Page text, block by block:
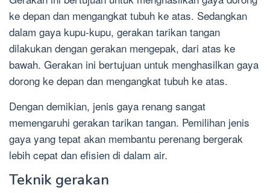
ke depan dan mengangkat tubuh ke atas. Sedangkan
dalam gaya kupu-kupu, gerakan tarikan tangan
dilakukan dengan gerakan mengepak, dari atas ke
bawah. Gerakan ini bertujuan untuk menghasilkan gaya
dorong ke depan dan mengangkat tubuh ke atas.
Dengan demikian, jenis gaya renang sangat
memengaruhi gerakan tarikan tangan. Pemilihan jenis
gaya yang tepat akan membantu perenang bergerak
lebih cepat dan efisien di dalam air.
Teknik gerakan